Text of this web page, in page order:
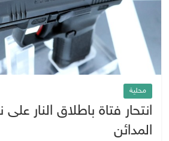
محلية
انتحار فتاة باطلاق النار
المدائن